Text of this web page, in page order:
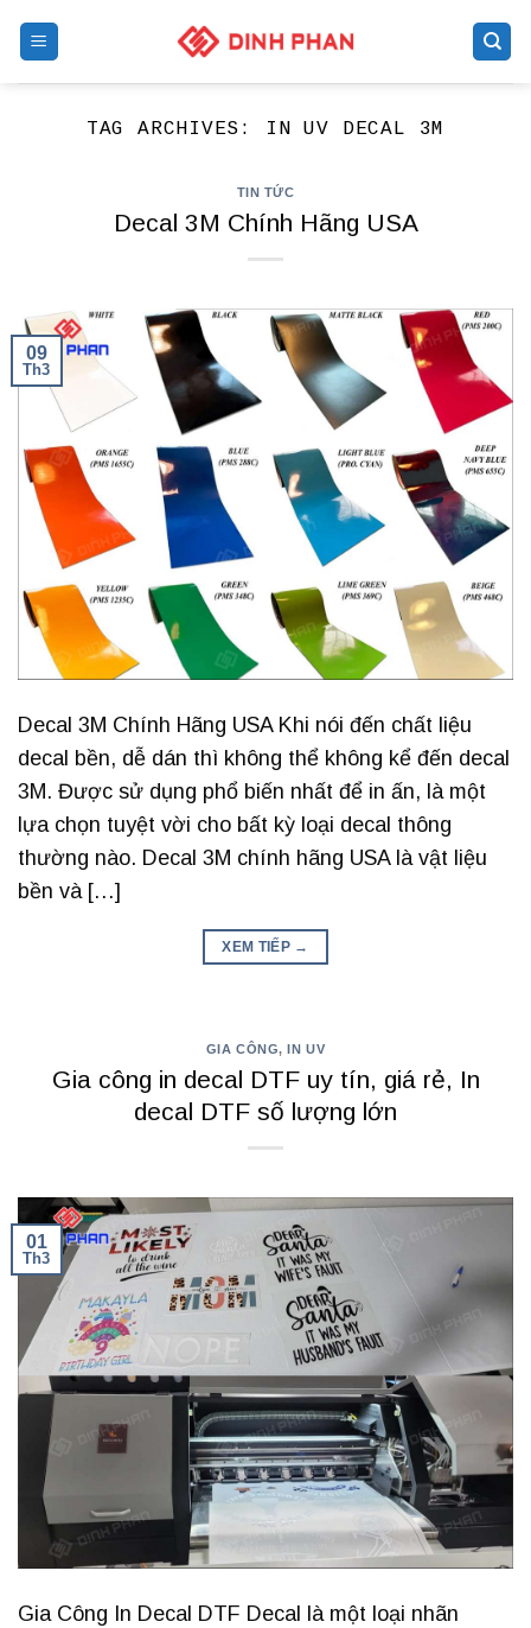
TAG ARCHIVES: IN UV DECAL 3M
TIN TỨC
Decal 3M Chính Hãng USA
09
Th3
Decal 3M Chính Hãng USA Khi nói đến chất liệu
decal bền, dễ dán thì không thể không kể đến decal
3M. Được sử dụng phổ biến nhất để in ấn, là một
lựa chọn tuyệt vời cho bất kỳ loại decal thông
thường nào. Decal 3M chính hãng USA là vật liệu
bền và […]
XEM TIẾP →
GIA CÔNG,IN UV
Gia công in decal DTF uy tín, giá rẻ, In
decal DTF số lượng lớn
01
Th3
Gia Công In Decal DTF Decal là một loại nhãn